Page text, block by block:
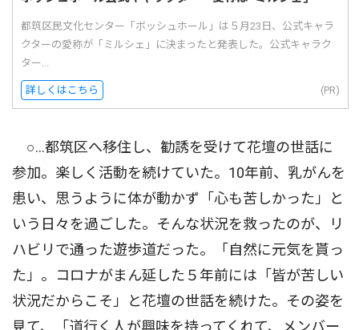
都筑区民文化センター「ボッシュホール」は５月23日、公式キャラ
クターの愛称が「ミルシェ」に決まったと発表した。公式キャラク
ター...
詳しくはこちら (PR)
○…都筑区へ移住し、勧誘を受けて花壇の世話に
参加。楽しく活動を続けていた。10年前、乳がんを
患い、思うように体が動かず「心も苦しかった」と
いう日々を過ごした。そんな状況を救ったのが、リ
ハビリで通った遊歩道だった。「自然に元気を貰っ
た」。コロナがまん延した５年前には「皆が苦しい
状況だからこそ」と花壇の世話を続けた。その姿を
見て、「道行く人が興味を持ってくれて、メンバー